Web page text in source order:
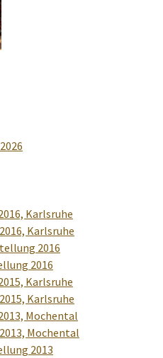
Karlsruhe
Karlsruhe
2016
2016
Karlsruhe
Karlsruhe
Mochental
Mochental
2013